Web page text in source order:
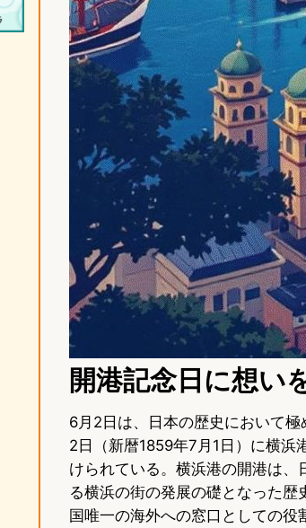
開港記念日に想い
6月2日は、日本の歴史において
2日（新暦1859年7月1日）に横浜
けられている。横浜港の開港は
る横浜の街の発展の礎となった
国唯一の海外への窓口としての